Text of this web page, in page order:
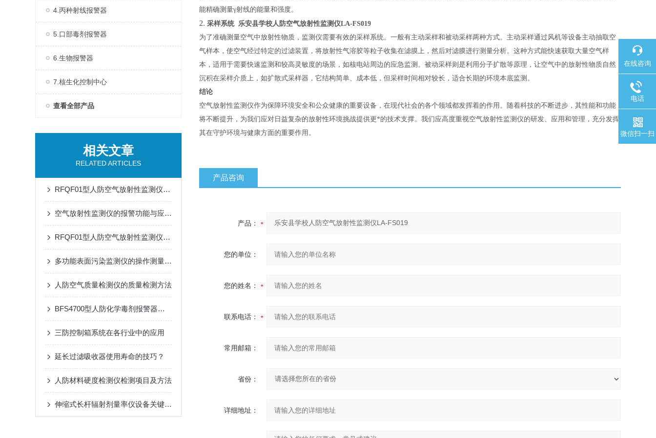
4.丙种射线报警器
5.口部毒剂报警器
6.生物报警器
7.核生化控制中心
查看全部产品
相关文章
RELATED ARTICLES
RFQF01型人防空气放射性监测仪的安装与维护指南
空气放射性监测仪的报警功能与应急响应措施说明
RFQF01型人防空气放射性监测仪的工作原理与技术分析
多功能表面污染监测仪的操作测量方法
人防空气质量检测仪的质量检测方法
BFS4700型人防化学毒剂报警器是重要技术屏障
三防控制箱系统在各行业中的应用
延长过滤吸收器使用寿命的技巧？
人防材料硬度检测仪检测项目及方法
伸缩式长杆辐射剂量率仪设备关键技术与应用
能精确测量γ射线的能量和强度。
2. 采样系统 乐安县学校人防空气放射性监测仪LA-FS019
为了准确测量空气中放射性物质，监测仪需要有效的采样系统。一般有主动采样和被动采样两种方式。主动采样通过风机等设备主动抽取空
气样本，使空气经过特定的过滤装置，将放射性气溶胶等粒子收集在滤膜上，然后对滤膜进行测量分析。这种方式能快速获取大量空气样
本，适用于需要快速监测和较高灵敏度的场景，如核电站周边的应急监测。被动采样则是利用分子扩散等原理，让空气中的放射性物质自然
沉积在采样介质上，如扩散式采样器，它结构简单、成本低，但采样时间相对较长，适合长期的环境本底监测。
结论
空气放射性监测仪作为保障环境安全和公众健康的重要设备，在现代社会的各个领域都发挥着的作用。随着科技的不断进步，其性能和功能
将不断提升，为我们应对日益复杂的放射性环境挑战提供更*的技术支撑。我们应高度重视空气放射性监测仪的研发、应用和管理，充分发挥
其在守护环境与健康方面的重要作用。
产品咨询
产品：
您的单位：
您的姓名：
联系电话：
常用邮箱：
省份：
详细地址：
在线咨询
电话
微信扫一扫